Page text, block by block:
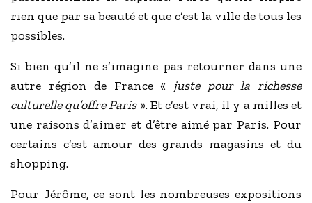
rien que par sa beauté et que c’est la ville de tous les
possibles.
Si bien qu’il ne s’imagine pas retourner dans une
autre région de France « juste pour la richesse
culturelle qu’offre Paris». Et c’est vrai, il y a milles et
une raisons d’aimer et d’être aimé par Paris. Pour
certains c’est amour des grands magasins et du
shopping.
Pour Jérôme, ce sont les nombreuses expositions